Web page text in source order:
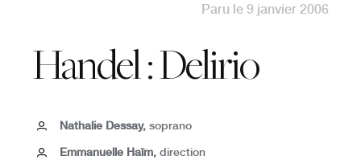
Paru le 9 janvier 2006
Handel : Delirio
Nathalie Dessay,soprano
Emmanuelle Haïm, direction